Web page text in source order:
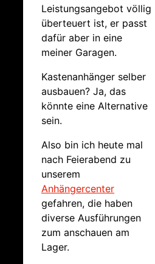
Leistungsangebot völlig
überteuert ist, er passt
dafür aber in eine
meiner Garagen.
Kastenanhänger selber
ausbauen? Ja, das
könnte eine Alternative
sein.
Also bin ich heute mal
nach Feierabend zu
unserem
Anhängercenter
gefahren, die haben
diverse Ausführungen
zum anschauen am
Lager.